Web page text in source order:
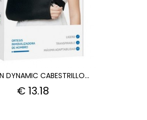
DYNAMIC CABESTRILLO...
€ 13.18